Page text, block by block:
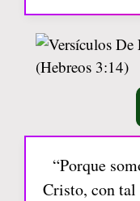
“Porque
Cristo, con tal